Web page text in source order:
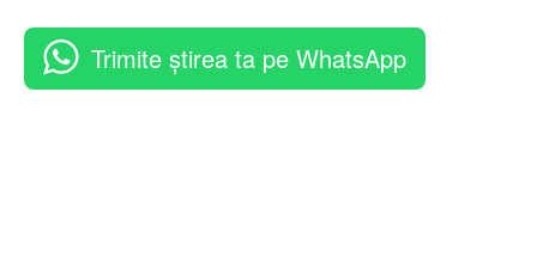
Trimite știrea ta pe WhatsApp